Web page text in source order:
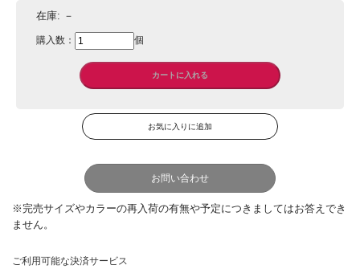
在庫: －
購入数： 個
お問い合わせ
ご利用可能な決済サービス